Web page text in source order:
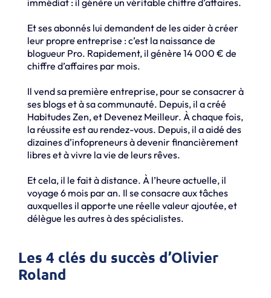
immédiat : il génère un véritable chiffre d’affaires.
Et ses abonnés lui demandent de les aider à créer
leur propre entreprise : c’est la naissance de
blogueur Pro. Rapidement, il génère 14 000 € de
chiffre d’affaires par mois.
Il vend sa première entreprise, pour se consacrer à
ses blogs et à sa communauté. Depuis, il a créé
Habitudes Zen, et Devenez Meilleur. À chaque fois,
la réussite est au rendez-vous. Depuis, il a aidé des
dizaines d’infopreneurs à devenir financièrement
libres et à vivre la vie de leurs rêves.
Et cela, il le fait à distance. À l’heure actuelle, il
voyage 6 mois par an. Il se consacre aux tâches
auxquelles il apporte une réelle valeur ajoutée, et
délègue les autres à des spécialistes.
Les 4 clés du succès d’Olivier
Roland